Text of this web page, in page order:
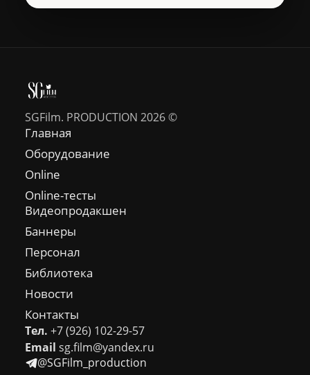
SGFilm. PRODUCTION 2026 ©
Главная
Оборудование
Online
Online-тесты
Видеопродакшен
Баннеры
Персонал
Библиотека
Новости
Контакты
Тел. +7 (926) 102-29-57
Email sg.film@yandex.ru
@SGFilm_production